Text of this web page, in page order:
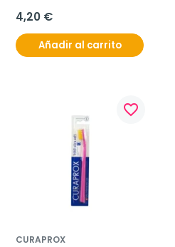
4,20 €
Añadir al carrito
favorite_border
CURAPROX